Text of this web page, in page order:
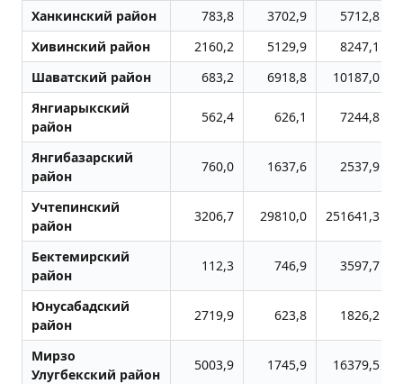
Ханкинский район 783,8 3702,9
5712,8
Хивинский район
2160,2 5129,9
8247,1
Шаватский район
683,2 6918,8
10187,0
Янгиарыкский
район
562,4 626,1 7244,8
Янгибазарский
район
760,0 1637,6 2537,9
Учтепинский
район
3206,7 29810,0 251641,3
Бектемирский
район
112,3 746,9 3597,7
Юнусабадский
район
2719,9 623,8 1826,2
Мирзо
Улугбекский район
5003,9 1745,9 16379,5